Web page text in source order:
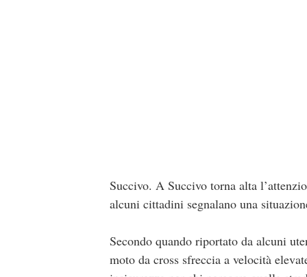
Succivo. A Succivo torna alta
alcuni cittadini segnalano una
Secondo quando riportato da alcuni
moto da cross sfreccia a velocità